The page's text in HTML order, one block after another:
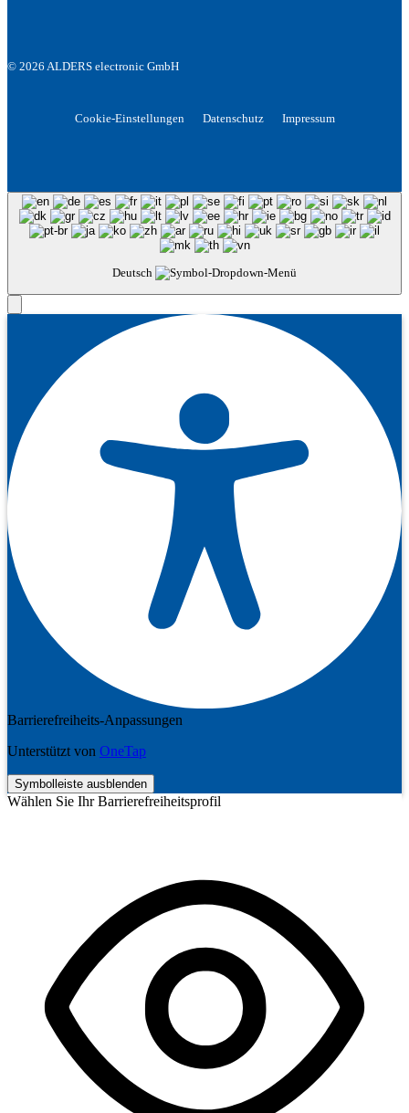
© 2026 ALDERS electronic GmbH
Cookie-Einstellungen Datenschutz Impressum
Deutsch
Barrierefreiheits-Anpassungen
Unterstützt von OneTap
Symbolleiste ausblenden
Wählen Sie Ihr Barrierefreiheitsprofil